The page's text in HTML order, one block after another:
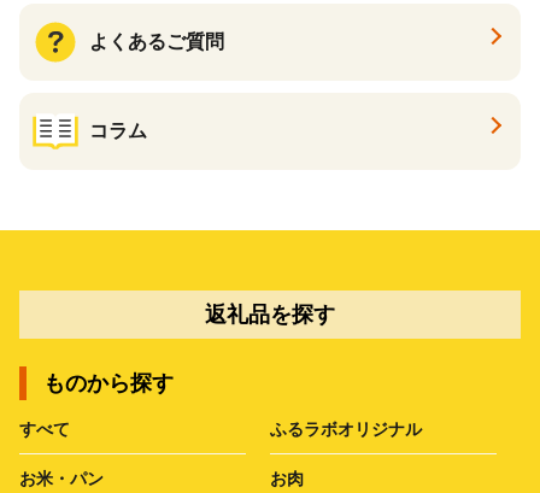
よくあるご質問
コラム
返礼品を探す
ものから探す
すべて ふるラボオリジナル
お米・パン お肉